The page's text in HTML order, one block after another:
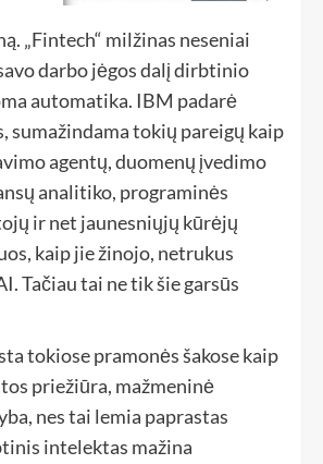
„Fintech“ milžinas neseniai
darbo jėgos dalį dirbtinio
automatika. IBM padarė
sumažindama tokių pareigų kaip
agentų, duomenų įvedimo
analitiko, programinės
ir net jaunesniųjų kūrėjų
kaip jie žinojo, netrukus
Tačiau tai ne tik šie garsūs
tokiose pramonės šakose kaip
priežiūra, mažmeninė
nes tai lemia paprastas
intelektas mažina